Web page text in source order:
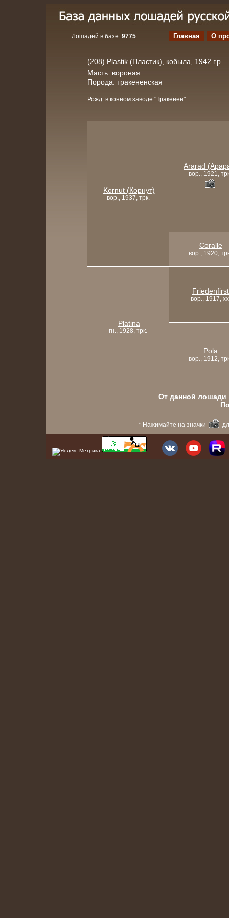
Лошадей в базе: 9775 Главная О
(208) Plastik (Пластик), кобыла, 1942 г.р.
Масть: вороная
Порода: тракененская
Рожд. в конном заводе "Тракенен".
Kornut (Корнут)
вор., 1937, трк.
Ararad
вор., 1921,
Coralle
вор., 1920,
Platina
гн., 1928, трк.
Friedenfirst
вор., 1917, xx
Pola
вор., 1912,
От данной лошади
* Нажимайте на значки